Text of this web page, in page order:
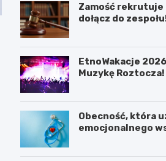
Zamość rekrutuje
dołącz do
EtnoWakacje
Muzykę Roztocza!
Obecność, która
emocjonalnego